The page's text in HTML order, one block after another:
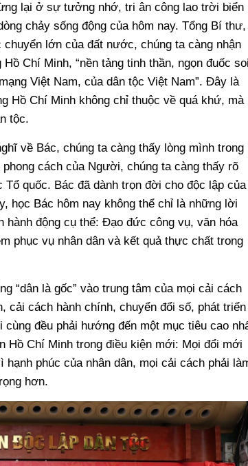
lại ở sự tưởng nhớ, tri ân công lao trời biển
chảy sống động của hôm nay. Tổng Bí thư,
lớn của đất nước, chúng ta càng nhận
Chí Minh, “nền tảng tinh thần, ngọn đuốc
Việt Nam, của dân tộc Việt Nam”. Đây là
Hồ Chí Minh không chỉ thuộc về quá khứ, mà
tộc.
về Bác, chúng ta càng thấy lòng mình trong
cách của Người, chúng ta càng thấy rõ
quốc. Bác đã dành trọn đời cho độc lập của
học Bác hôm nay không thể chỉ là những lời
hành động cụ thể: Đạo đức công vụ, văn hóa
phục vụ nhân dân và kết quả thực chất trong
“dân là gốc” vào trung tâm của mọi cải cách
cải cách hành chính, chuyển đổi số, phát triển
đều phải hướng đến một mục tiêu cao
Hồ Chí Minh trong điều kiện mới: Mọi đổi mới
phúc của nhân dân, mọi cải cách phải
hơn.